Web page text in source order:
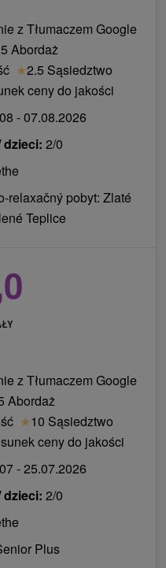
z Tłumaczem Google
Abordaż
★2.5 Sąsiedztwo
ceny do jakości
- 07.08.2026
dzieci: 2/0
relaxačný pobyt: Zlaté
Teplice
z Tłumaczem Google
Abordaż
★10 Sąsiedztwo
ceny do jakości
- 25.07.2026
dzieci: 2/0
Plus